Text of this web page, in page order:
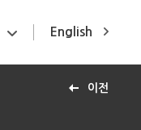
English
이전